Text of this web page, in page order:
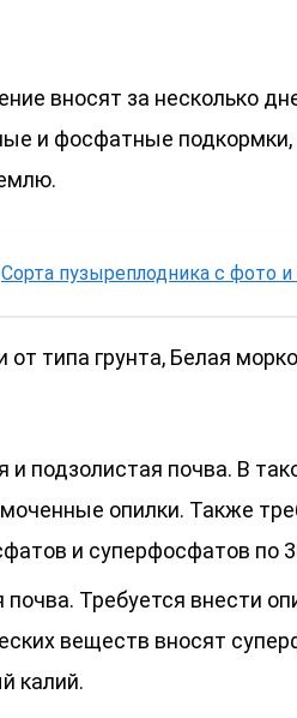
вносят за несколько
и фосфатные подкормки,
Сорта пузыреплодника с фото
от типа грунта, Белая
и подзолистая почва. В
опилки. Также
и суперфосфатов по
Требуется внести
веществ вносят
калий.